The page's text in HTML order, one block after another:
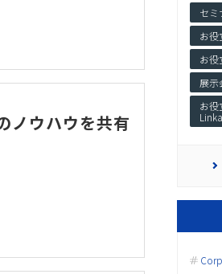
ノウハウを共有
セミ
お役
お役
展示
お役